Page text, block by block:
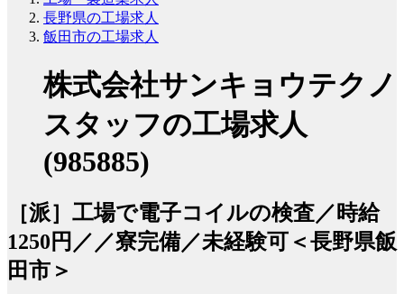
長野県の工場求人
飯田市の工場求人
株式会社サンキョウテクノ
スタッフの工場求人
(985885)
［派］工場で電子コイルの検査／時給
1250円／／寮完備／未経験可＜長野県飯
田市＞